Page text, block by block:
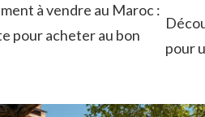
à vendre au Maroc :
pour acheter au bon
pour